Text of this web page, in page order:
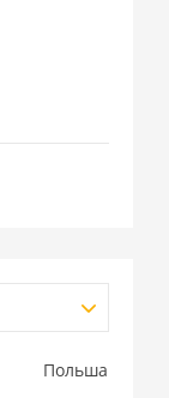
Польша